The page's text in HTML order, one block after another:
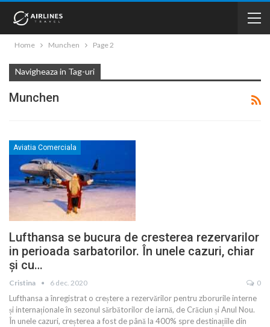
Home Munchen Page 2
Navigheaza in Tag-uri
Munchen
Aviatia Comerciala
Lufthansa se bucura de cresterea rezervarilor
in perioada sarbatorilor. În unele cazuri, chiar
și cu…
Cristina 6 dec. 2020 0
Lufthansa a înregistrat o creștere a rezervărilor pentru zborurile interne
și internaționale în sezonul sărbătorilor de iarnă, de Crăciun și Anul Nou.
În unele cazuri, creșterea a fost de până la 400% spre destinațiile din